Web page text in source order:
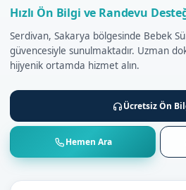
Hızlı Ön Bilgi ve Randevu
Serdivan, Sakarya bölgesinde Bebek
güvencesiyle sunulmaktadır. Uzman
hijyenik ortamda hizmet alın.
Ücretsiz Ön
Hemen Ara